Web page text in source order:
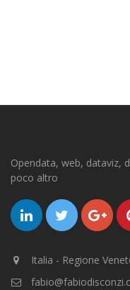
Opendata, web, dataviz,
poco altro
Italia - Regione